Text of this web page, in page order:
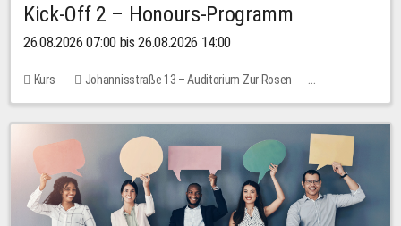
Kick-Off 2 – Honours-Programm
26.08.2026 07:00 bis 26.08.2026 14:00
Kurs
Johannisstraße 13 – Auditorium Zur Rosen
Keine freien Plätze